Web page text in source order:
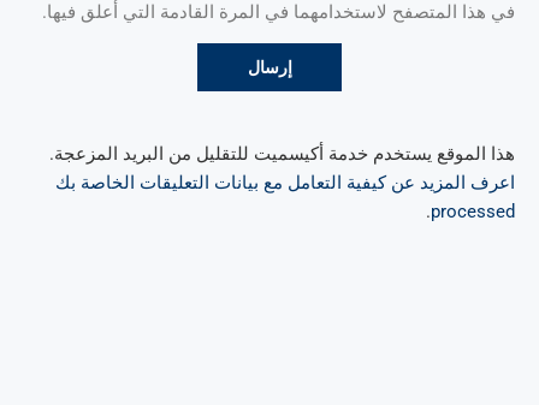
في هذا المتصفح لاستخدامهما في المرة القادمة التي أعلق فيها.
هذا الموقع يستخدم خدمة أكيسميت للتقليل من البريد المزعجة.
اعرف المزيد عن كيفية التعامل مع بيانات التعليقات الخاصة بك
processed
.